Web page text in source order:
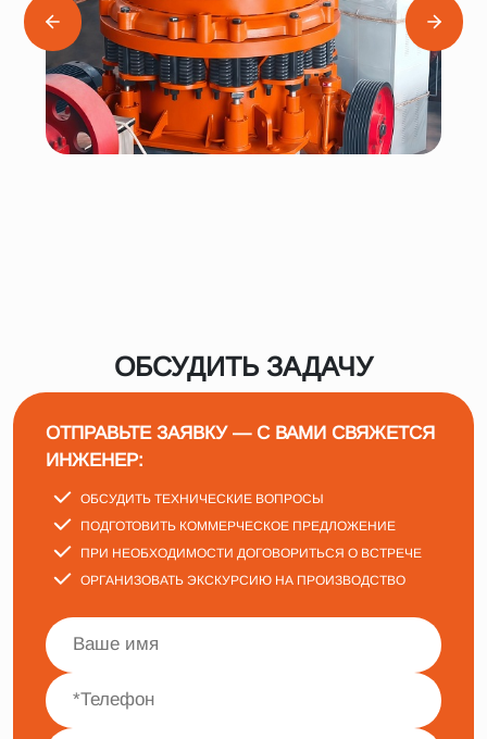
ОБСУДИТЬ ЗАДАЧУ
ОТПРАВЬТЕ ЗАЯВКУ — С ВАМИ СВЯЖЕТСЯ
ИНЖЕНЕР:
ОБСУДИТЬ ТЕХНИЧЕСКИЕ ВОПРОСЫ
ПОДГОТОВИТЬ КОММЕРЧЕСКОЕ ПРЕДЛОЖЕНИЕ
ПРИ НЕОБХОДИМОСТИ ДОГОВОРИТЬСЯ О ВСТРЕЧЕ
ОРГАНИЗОВАТЬ ЭКСКУРСИЮ НА ПРОИЗВОДСТВО